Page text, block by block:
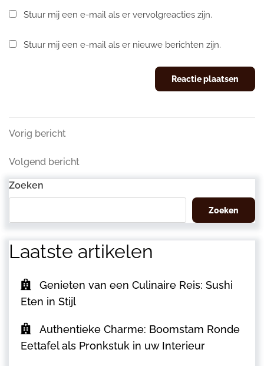
Stuur mij een e-mail als er vervolgreacties zijn.
Stuur mij een e-mail als er nieuwe berichten zijn.
Berichtnavigatie
Vorig
Vorig bericht
Volgend
bericht
Volgend bericht
Zoeken
Zoeken
Laatste artikelen
Genieten van een Culinaire Reis: Sushi
Eten in Stijl
Authentieke Charme: Boomstam Ronde
Eettafel als Pronkstuk in uw Interieur